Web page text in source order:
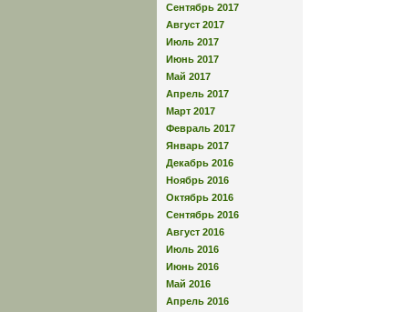
Сентябрь 2017
Август 2017
Июль 2017
Июнь 2017
Май 2017
Апрель 2017
Март 2017
Февраль 2017
Январь 2017
Декабрь 2016
Ноябрь 2016
Октябрь 2016
Сентябрь 2016
Август 2016
Июль 2016
Июнь 2016
Май 2016
Апрель 2016